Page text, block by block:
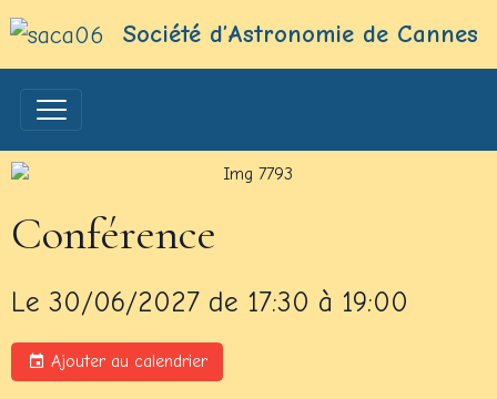
Société d’Astronomie de Cannes
Conférence
Le 30/06/2027 de 17:30 à 19:00
Ajouter au calendrier